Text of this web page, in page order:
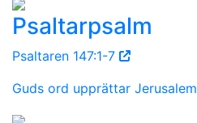
Psaltarpsalm
Psaltaren 147:1-7
Guds ord upprättar Jerusalem